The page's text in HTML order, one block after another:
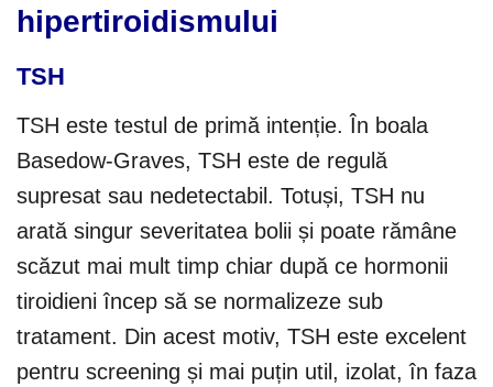
hipertiroidismului
TSH
TSH este testul de primă intenție. În boala
Basedow-Graves, TSH este de regulă
supresat sau nedetectabil. Totuși, TSH nu
arată singur severitatea bolii și poate rămâne
scăzut mai mult timp chiar după ce hormonii
tiroidieni încep să se normalizeze sub
tratament. Din acest motiv, TSH este excelent
pentru screening și mai puțin util, izolat, în faza